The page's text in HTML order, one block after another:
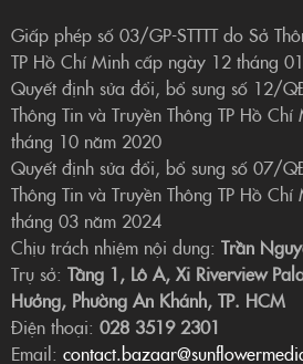
Giấp phép số 03/GP-STTTT do Sở
TP Hồ Chí Minh cấp ngày 12 tháng
Quyết định sửa đổi, bổ sung số 12/
Thông Tin và Truyền Thông TP Hồ
tháng 10 năm 2020
Quyết định sửa đổi, bổ sung số 07/
Thông Tin và Truyền Thông TP Hồ
tháng 03 năm 2024
Chịu trách nhiệm nội dung: Trần
Trụ sở: Tầng 1, Lô A, Xi Riverview
Hưởng, Phường An Khánh, TP. HCM
Điện thoại: 028 3519 2301
Email: